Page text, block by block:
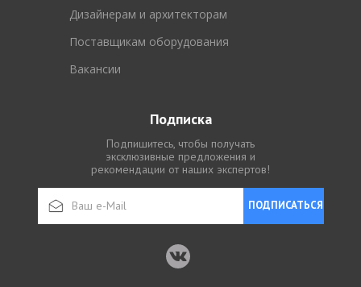
Дизайнерам и архитекторам
Поставщикам оборудования
Вакансии
Подписка
Подпишитесь, чтобы получать
эксклюзивные предложения и
рекомендации от наших экспертов!
ПОДПИСАТЬСЯ